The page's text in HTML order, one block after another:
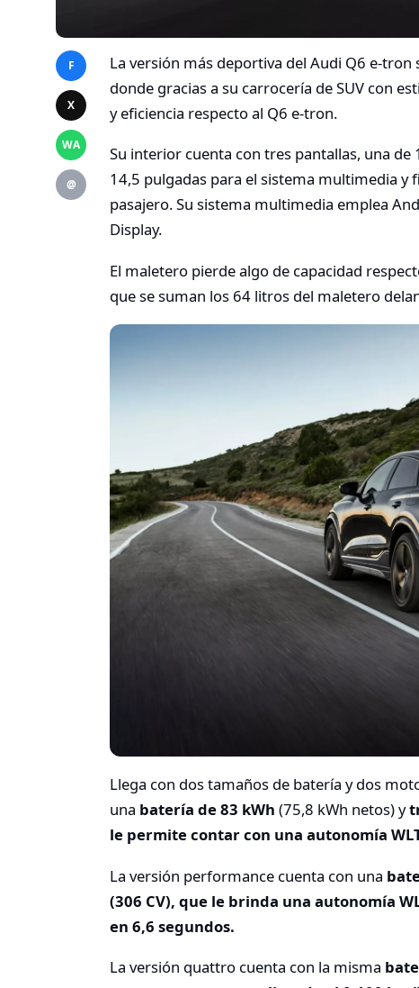
F
X
WA
@
La versión más deportiva del Audi Q6 e-
donde gracias a su carrocería de SUV con
y eficiencia respecto al Q6 e-tron.
Su interior cuenta con tres pantallas, una
14,5 pulgadas para el sistema multimedia y
pasajero. Su sistema multimedia emplea
Display.
El maletero pierde algo de capacidad
que se suman los 64 litros del maletero
Llega con dos tamaños de batería y dos
una batería de 83 kWh (75,8 kWh netos) y
le permite contar con una autonomía
La versión performance cuenta con una
(306 CV), que le brinda una autonomía
en 6,6 segundos.
La versión quattro cuenta con la misma